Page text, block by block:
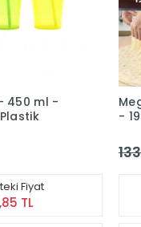
450 ml -
Fiyat
TL
-